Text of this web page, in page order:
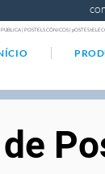
| POSTELS CÔNICOS | pOSTES